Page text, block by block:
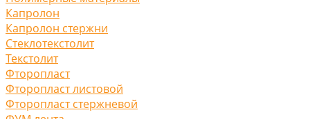
Капролон
Капролон стержни
Стеклотекстолит
Текстолит
Фторопласт
Фторопласт листовой
Фторопласт стержневой